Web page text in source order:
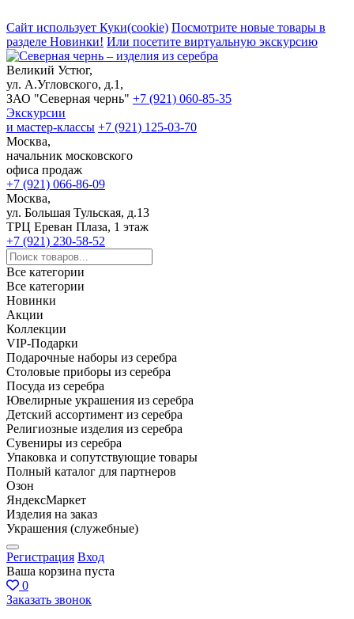
Сайт использует Куки(cookie) Посмотрите новые товары в
разделе Новинки! Или посетите виртуальную экскурсию
Великий Устюг,
ул. А.Угловского, д.1,
ЗАО "Северная чернь" +7 (921) 060-85-35
Экскурсии
и мастер-классы +7 (921) 125-03-70
Москва,
начальник московского
офиса продаж
+7 (921) 066-86-09
Москва,
ул. Большая Тульская, д.13
ТРЦ Ереван Плаза, 1 этаж
+7 (921) 230-58-52
Все категории
Все категории
Новинки
Акции
Коллекции
VIP-Подарки
Подарочные наборы из серебра
Столовые приборы из серебра
Посуда из серебра
Ювелирные украшения из серебра
Детский ассортимент из серебра
Религиозные изделия из серебра
Сувениры из серебра
Упаковка и сопутствующие товары
Полный каталог для партнеров
Озон
ЯндексМаркет
Изделия на заказ
Украшения (служебные)
Регистрация Вход
Ваша корзина пуста
0
Заказать звонок